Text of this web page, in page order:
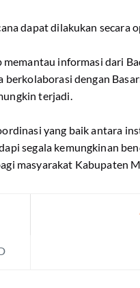
dapat dilakukan secara
informasi dari
dengan
terjadi.
yang baik antara
segala kemungkinan
masyarakat Kabupaten